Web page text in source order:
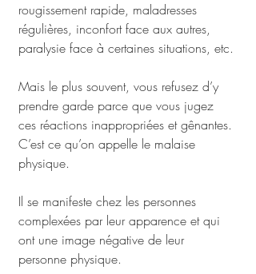
rougissement rapide, maladresses
régulières, inconfort face aux autres,
paralysie face à certaines situations, etc.
Mais le plus souvent, vous refusez d’y
prendre garde parce que vous jugez
ces réactions inappropriées et gênantes.
C’est ce qu’on appelle le malaise
physique.
Il se manifeste chez les personnes
complexées par leur apparence et qui
ont une image négative de leur
personne physique.